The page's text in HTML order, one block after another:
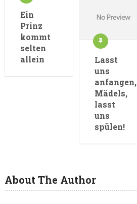
Ein
Prinz
kommt
selten
allein
Lasst
uns
anfangen,
Mädels,
lasst
uns
spülen!
About The Author